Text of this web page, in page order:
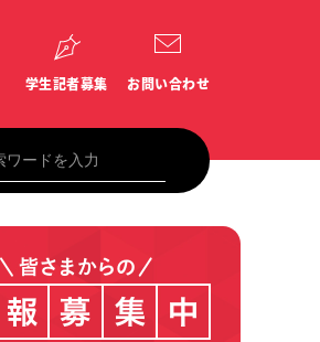
学生記者募集 お問い合わせ